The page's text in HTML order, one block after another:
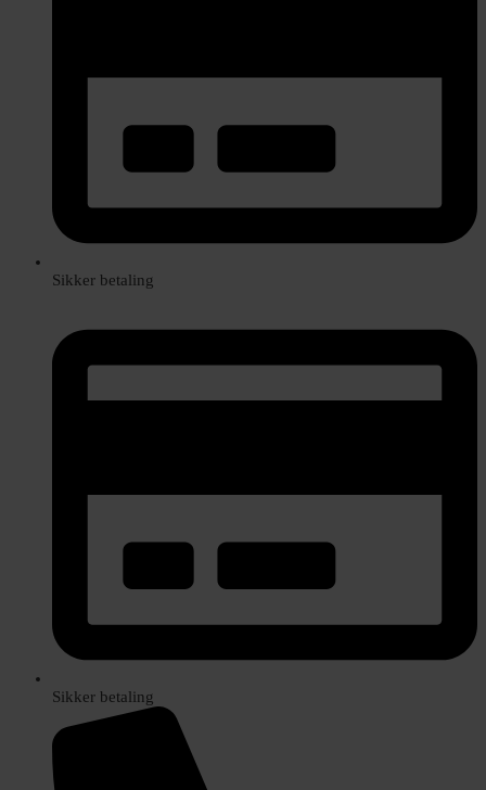
Sikker betaling
Sikker betaling